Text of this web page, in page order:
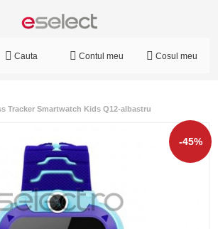
Cauta Contul meu Cosul meu
Tracker Smartwatch Kids Q12-albastru
-45%